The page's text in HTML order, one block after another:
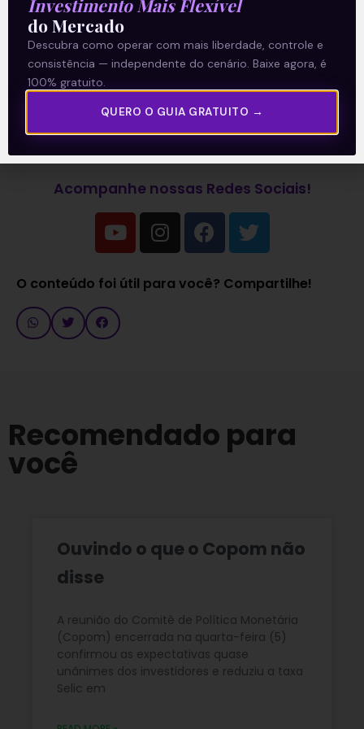
Clique aqui para receber informações sobre
o mercado financeiro em primeira mão.
Leia também:Expectativas são de
crescimento do PIB e de queda da inflação
Acompanhe nossas Redes Sociais!
O conteúdo foi útil para você? Compartilhe!
Recomendado para
você
Ouvindo o que o Copom não
disse
A reunião do Comitê de Política Monetária
(Copom) encerrada na quarta-feira (5)
confirmou as expectativas quase
unânimes dos investidores e reduziu a taxa
Selic em
Investimento Mais Flexível
do Mercado
Descubra como operar com mais liberdade, controle e
consistência — independente do cenário. Baixe agora, é
100% gratuito.
QUERO O GUIA GRATUITO →